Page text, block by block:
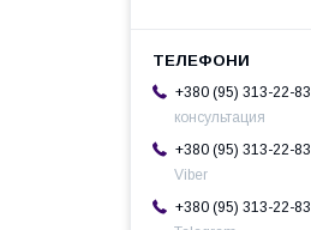
+380 (95) 313-22-83
консультация
+380 (95) 313-22-83
Viber
+380 (95) 313-22-83